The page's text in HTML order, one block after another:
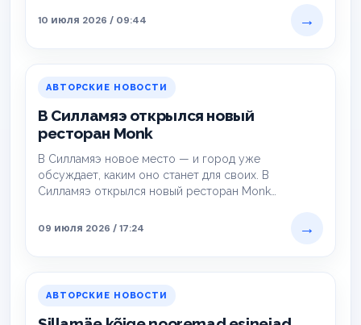
10 июля 2026 / 09:44
→
АВТОРСКИЕ НОВОСТИ
В Силламяэ открылся новый
ресторан Monk
В Силламяэ новое место — и город уже
обсуждает, каким оно станет для своих. В
Силламяэ открылся новый ресторан Monk…
09 июля 2026 / 17:24 →
АВТОРСКИЕ НОВОСТИ